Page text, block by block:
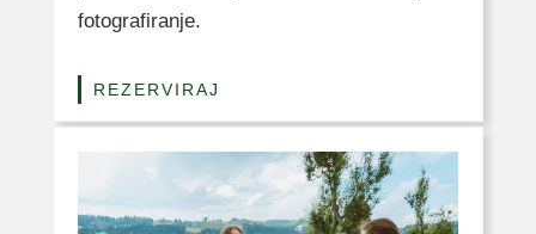
fotografiranje.
REZERVIRAJ